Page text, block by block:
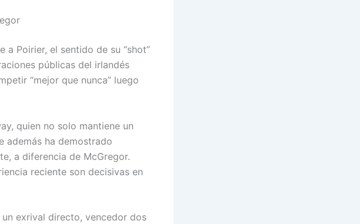
Poirier, el sentido de su “shot”
públicas del irlandés
“mejor que nunca” luego
quien no solo mantiene un
además ha demostrado
a diferencia de McGregor.
reciente son decisivas en
exrival directo, vencedor dos